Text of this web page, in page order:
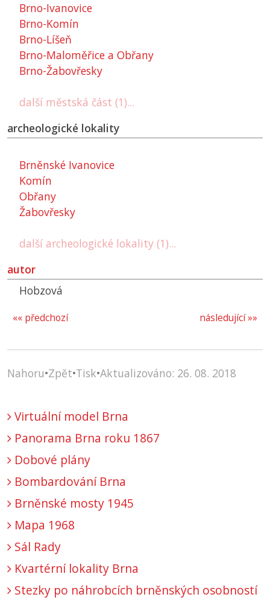
Brno-Ivanovice
Brno-Komín
Brno-Líšeň
Brno-Maloměřice a Obřany
Brno-Žabovřesky
další městská část (1)...
archeologické lokality
Brněnské Ivanovice
Komín
Obřany
Žabovřesky
další archeologické lokality (1)...
autor
Hobzová
následující »»
«« předchozí
Nahoru•Zpět•Tisk•Aktualizováno: 26. 08. 2018
Virtuální model Brna
Panorama Brna roku 1867
Dobové plány
Bombardování Brna
Brněnské mosty 1945
Mapa 1968
Sál Rady
Kvartérní lokality Brna
Stezky po náhrobcích brněnských osobností